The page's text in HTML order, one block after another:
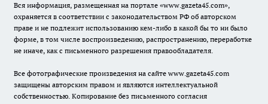
Вся информация, размещенная на портале «www.gazeta45.com»,
охраняется в соответствии с законодательством РФ об авторском
праве и не подлежит использованию кем-либо в какой бы то ни было
форме, в том числе воспроизведению, распространению, переработке
не иначе, как с письменного разрешения правообладателя.
Все фотографические произведения на сайте www.gazeta45.com
защищены авторским правом и являются интеллектуальной
собственностью. Копирование без письменного согласия